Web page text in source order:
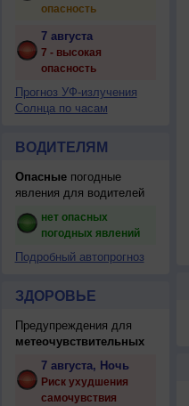
опасность
7 августа
7 - высокая
опасность
Прогноз УФ-излучения
Солнца по часам
ВОДИТЕЛЯМ
Опасныепогодные
явления для водителей
нет опасных
погодных явлений
Подробный автопрогноз
ЗДОРОВЬЕ
Предупреждения для
метеочувствительных
7 августа, Ночь
Риск ухудшения
самочувствия